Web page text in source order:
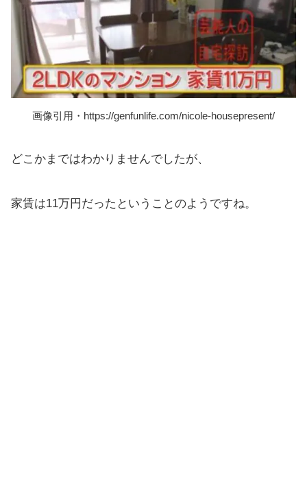
画像引用・https://genfunlife.com/nicole-housepresent/
どこかまではわかりませんでしたが、
家賃は11万円だったということのようですね。